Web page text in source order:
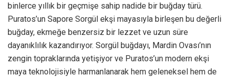
binlerce yıllık bir geçmişe sahip nadide bir buğday türü.
Puratos’un Sapore Sorgül ekşi mayasıyla birleşen bu değerli
buğday, ekmeğe benzersiz bir lezzet ve uzun süre
dayanıklılık kazandırıyor. Sorgül buğdayı, Mardin Ovası’nın
zengin topraklarında yetişiyor ve Puratos’un modern ekşi
maya teknolojisiyle harmanlanarak hem geleneksel hem de